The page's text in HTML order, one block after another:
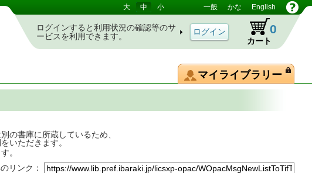
大 中 小 一般 かな English
ログインすると利用状況の確認等のサ
ービスを利用できます。
カート
0
マイライブラリー
の書庫に所蔵しているため、
いただきます。
。
リンク：